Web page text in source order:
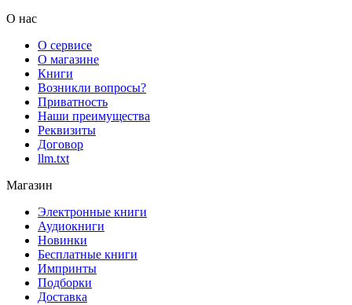
О нас
О сервисе
О магазине
Книги
Возникли вопросы?
Приватность
Наши преимущества
Реквизиты
Договор
llm.txt
Магазин
Электронные книги
Аудиокниги
Новинки
Бесплатные книги
Импринты
Подборки
Доставка